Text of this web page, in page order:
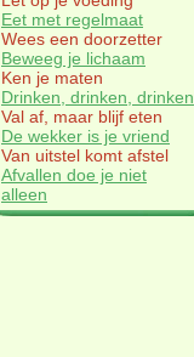
Eet met regelmaat
Wees een doorzetter
Beweeg je lichaam
Ken je maten
Drinken, drinken, drinken
Val af, maar blijf eten
De wekker is je vriend
Van uitstel komt afstel
Afvallen doe je niet
alleen